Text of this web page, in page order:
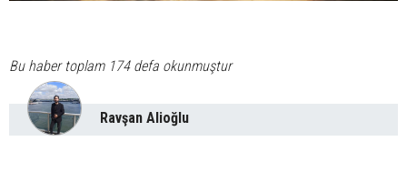
Bu haber toplam 174 defa okunmuştur
Ravşan Alioğlu